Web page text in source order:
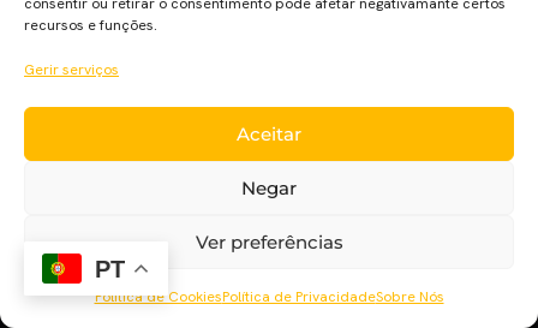
recursos e funções.
Gerir serviços
Aceitar
Negar
Ver preferências
Política de CookiesPolítica de PrivacidadeSobre Nós
Numa constante readaptação do calendário de estreias
devido à pandemia, a Disney anunciou novas datas para 4
Copperfield”, que deveria ter estreado a 11 de Junho, passa
para a semana de 13 de Agosto contra “Mulher Maravilha
1984” e “Fátima”. A comédia de Armando Iannucci (“VEEP”)
PT